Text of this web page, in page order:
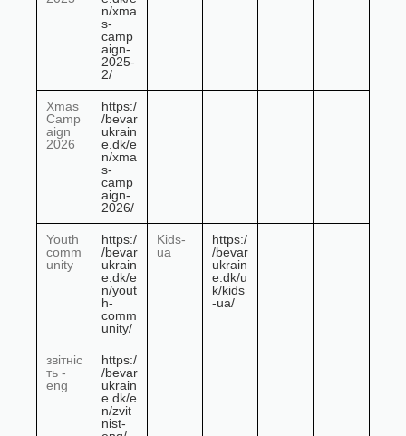
n/xma
s-
camp
aign-
2025-
2/
Xmas
Camp
aign
2026
https:/
/bevar
ukrain
e.dk/e
n/xma
s-
camp
aign-
2026/
Youth
comm
unity
https:/
/bevar
ukrain
e.dk/e
n/yout
h-
comm
unity/
Kids-
ua
https:/
/bevar
ukrain
e.dk/u
k/kids
-ua/
звітніс
ть -
eng
https:/
/bevar
ukrain
e.dk/e
n/zvit
nist-